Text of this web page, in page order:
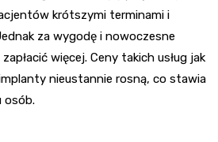
krótszymi terminami i
za wygodę i nowoczesne
więcej. Ceny takich usług jak
nieustannie rosną, co stawia
osób.